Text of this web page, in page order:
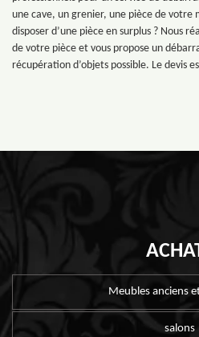
une cave, un grenier, une pièce de votre
disposer d’une pièce en surplus ? Nous
de votre pièce et vous propose un
récupération d’objets possible. Le devis
Meubles anciens
salons